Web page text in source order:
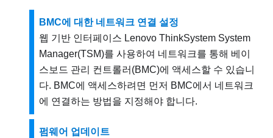
BMC에 대한 네트워크 연결 설정
웹 기반 인터페이스 Lenovo ThinkSystem System
Manager(TSM)를 사용하여 네트워크를 통해 베이
스보드 관리 컨트롤러(BMC)에 액세스할 수 있습니
다. BMC에 액세스하려면 먼저 BMC에서 네트워크
에 연결하는 방법을 지정해야 합니다.
펌웨어 업데이트